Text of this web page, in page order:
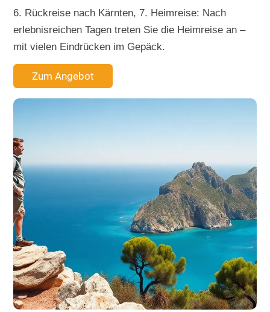
6. Rückreise nach Kärnten, 7. Heimreise: Nach
erlebnisreichen Tagen treten Sie die Heimreise an –
mit vielen Eindrücken im Gepäck.
Zum Angebot